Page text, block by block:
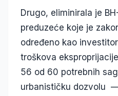
Drugo, eliminirala je
preduzeće koje je
određeno kao
troškova
56 od 60 potrebnih
urbanističku dozvolu